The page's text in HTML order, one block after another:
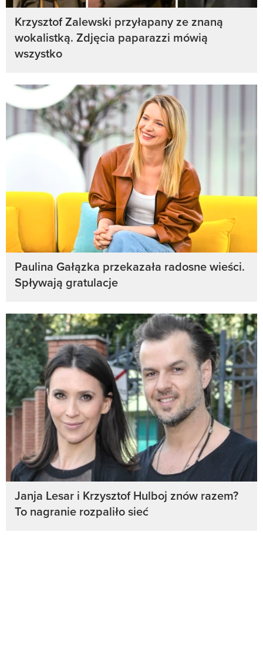
Krzysztof Zalewski przyłapany ze znaną
wokalistką. Zdjęcia paparazzi mówią
wszystko
Paulina Gałązka przekazała radosne wieści.
Spływają gratulacje
Janja Lesar i Krzysztof Hulboj znów razem?
To nagranie rozpaliło sieć